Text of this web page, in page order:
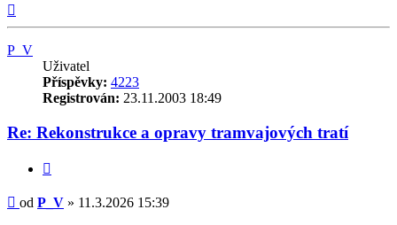
P_V
Uživatel
Příspěvky: 4223
Registrován: 23.11.2003 18:49
Re: Rekonstrukce a opravy tramvajových tratí
Příspěvek
od P_V » 11.3.2026 15:39